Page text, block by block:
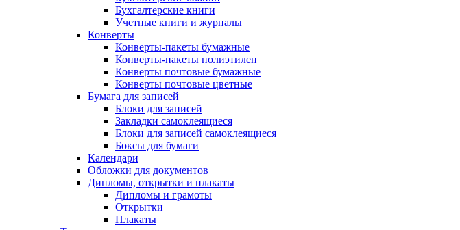
Бухгалтерские книги
Учетные книги и журналы
Конверты
Конверты-пакеты бумажные
Конверты-пакеты полиэтилен
Конверты почтовые бумажные
Конверты почтовые цветные
Бумага для записей
Блоки для записей
Закладки самоклеящиеся
Блоки для записей самоклеящиеся
Боксы для бумаги
Календари
Обложки для документов
Дипломы, открытки и плакаты
Дипломы и грамоты
Открытки
Плакаты